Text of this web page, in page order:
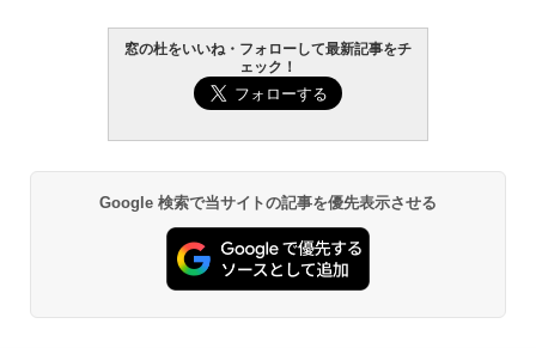
￥16,980
Kindle Paperwhite シグニチャーエディ
ション (32GB) 7インチディスプレイ、明
ブラック
Amazon Kindle Paperwhite (16GB) 7イ
窓の杜をいいね・フォローして最新記事をチ
ェック！
Google 検索で当サイトの記事を優先表示させる